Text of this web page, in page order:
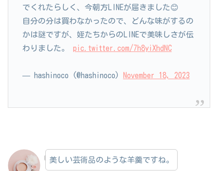
でくれたらしく、今朝方LINEが届きました😊
自分の分は買わなかったので、どんな味がするの
かは謎ですが、姪たちからのLINEで美味しさが伝
わりました。 pic.twitter.com/7h8yiXhdNC
— hashinoco (@hashinoco) November 18, 2023
美しい芸術品のような羊羹ですね。